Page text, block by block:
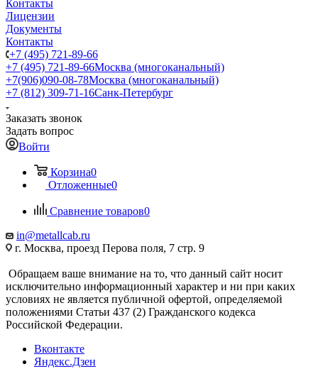
Контакты
Лицензии
Документы
Контакты
+7 (495) 721-89-66
+7 (495) 721-89-66Москва (многоканальный)
+7(906)090-08-78Москва (многоканальный)
+7 (812) 309-71-16Санк-Петербург
Заказать звонок
Задать вопрос
Войти
Корзина0
Отложенные0
Сравнение товаров0
in@metallcab.ru
г. Москва, проезд Перова поля, 7 стр. 9
Обращаем ваше внимание на то, что данный сайт носит
исключительно информационный характер и ни при каких
условиях не является публичной офертой, определяемой
положениями Статьи 437 (2) Гражданского кодекса
Российской Федерации.
Вконтакте
Яндекс.Дзен